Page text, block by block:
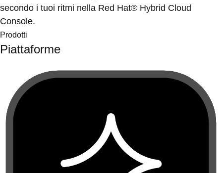
secondo i tuoi ritmi nella Red Hat® Hybrid Cloud
Console.
Prodotti
Piattaforme